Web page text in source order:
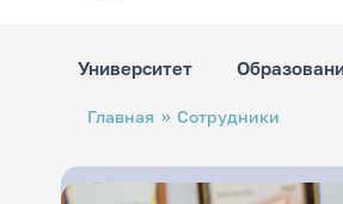
Университет
Строка
навигации
Главная Сотрудники